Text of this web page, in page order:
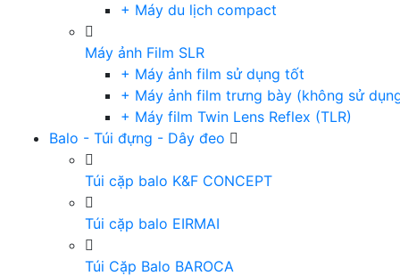
+ Máy du lịch compact
Máy ảnh Film SLR
+ Máy ảnh film sử dụng tốt
+ Máy ảnh film trưng bày (không sử
+ Máy film Twin Lens Reflex (TLR)
Balo - Túi đựng - Dây đeo
Túi cặp balo K&F CONCEPT
Túi cặp balo EIRMAI
Túi Cặp Balo BAROCA